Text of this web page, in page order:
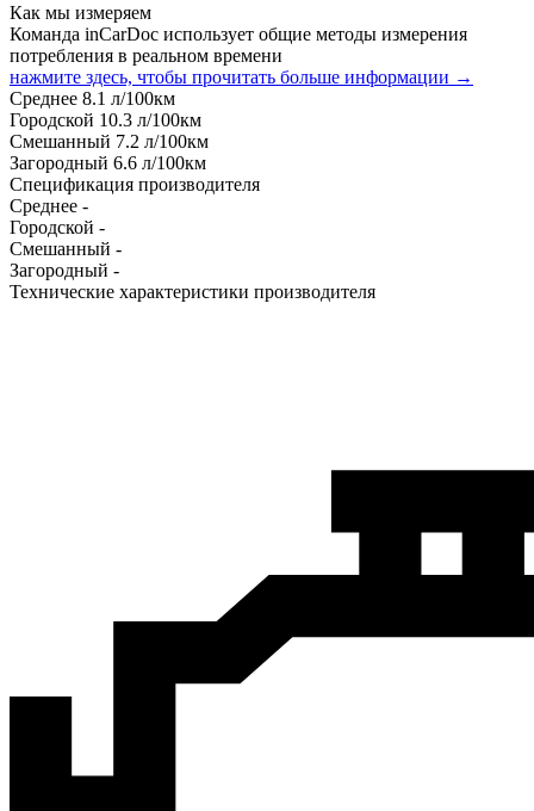
Как мы измеряем
Команда inCarDoc использует общие методы измерения
потребления в реальном времени
нажмите здесь, чтобы прочитать больше информации →
Среднее 8.1 л/100км
Городской 10.3 л/100км
Смешанный 7.2 л/100км
Загородный 6.6 л/100км
Спецификация производителя
Среднее -
Городской -
Смешанный -
Загородный -
Технические характеристики производителя